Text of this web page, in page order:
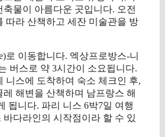
물이 아름다운 곳입니다. 오전
따라 산책하고 세잔 미술관을 방
로 이동합니다. 엑상프로방스-니
버스로 약 3시간이 소요됩니다.
니스에 도착하여 숙소 체크인 후,
레 해변을 산책하며 남프랑스 해
됩니다. 파리 니스 6박7일 여행
바다라인의 시작점이라 할 수 있